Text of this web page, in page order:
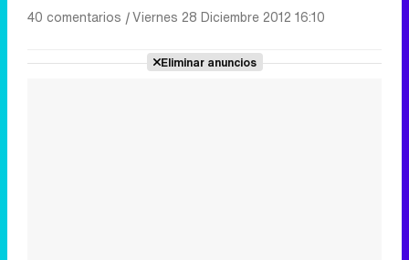
40 comentarios |Viernes 28 Diciembre 2012 16:10
Eliminar anuncios